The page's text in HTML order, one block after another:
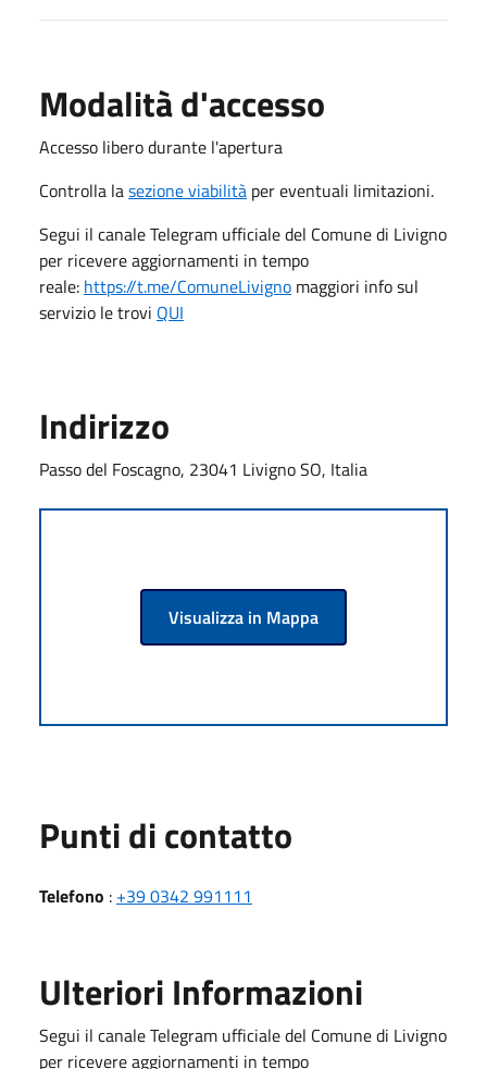
Modalità d'accesso
Accesso libero durante l'apertura
Controlla lasezione viabilità per eventuali limitazioni.
Segui il canale Telegram ufficiale del Comune di Livigno
per ricevere aggiornamenti in tempo
reale: https://t.me/ComuneLivigno maggiori info sul
servizio le trovi QUI
Indirizzo
Passo del Foscagno, 23041 Livigno SO, Italia
Visualizza in Mappa
Punti di contatto
Telefono : +39 0342 991111
Ulteriori Informazioni
Segui il canale Telegram ufficiale del Comune di Livigno
per ricevere aggiornamenti in tempo